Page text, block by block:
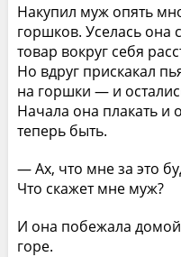
Накупил муж опять
горшков. Уселась она
товар вокруг себя
Но вдруг прискакал
на горшки — и
Начала она плакать и
теперь быть.
— Ах, что мне за это
Что скажет мне муж?
И она побежала домой
горе.